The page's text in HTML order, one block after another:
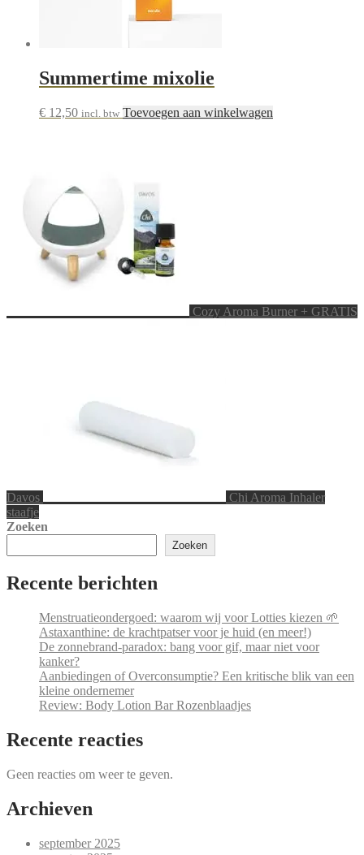
Summertime mixolie
€ 12,50 incl. btw Toevoegen aan winkelwagen
Cozy Aroma Burner + GRATIS
Davos
Chi Aroma Inhaler
staafje
Zoeken
Zoeken
Recente berichten
Menstruatieondergoed: waarom wij voor Lotties kiezen 🌱
Astaxanthine: de krachtpatser voor je huid (en meer!)
De zonnebrand-paradox: bang voor gif, maar niet voor
kanker?
Aanbiedingen of Overconsumptie? Een kritische blik van een
kleine ondernemer
Review: Body Lotion Bar Rozenblaadjes
Recente reacties
Geen reacties om weer te geven.
Archieven
september 2025